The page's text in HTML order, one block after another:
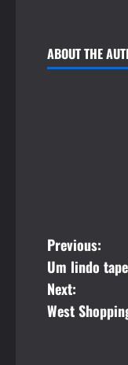
ABOUT THE
P
o
s
Previous:
Um lindo
Next:
West